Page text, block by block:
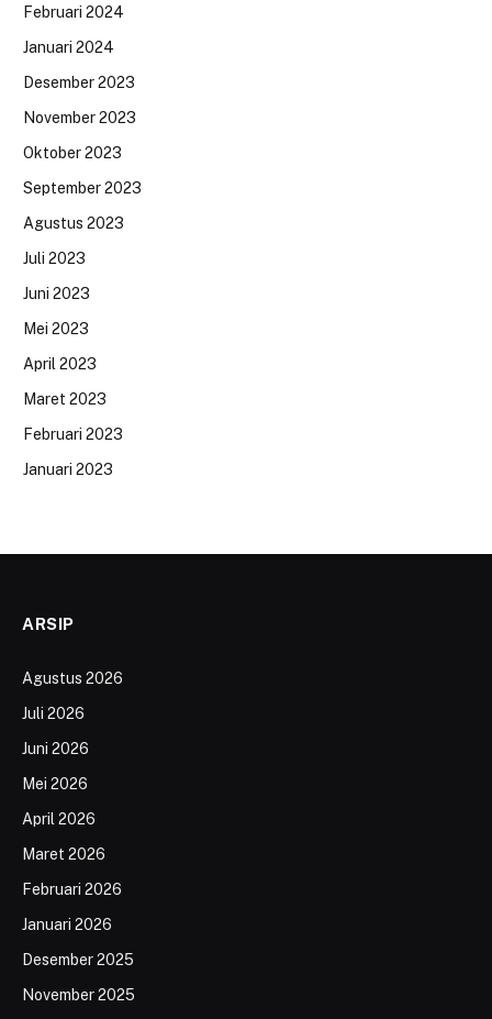
Februari 2024
Januari 2024
Desember 2023
November 2023
Oktober 2023
September 2023
Agustus 2023
Juli 2023
Juni 2023
Mei 2023
April 2023
Maret 2023
Februari 2023
Januari 2023
ARSIP
Agustus 2026
Juli 2026
Juni 2026
Mei 2026
April 2026
Maret 2026
Februari 2026
Januari 2026
Desember 2025
November 2025